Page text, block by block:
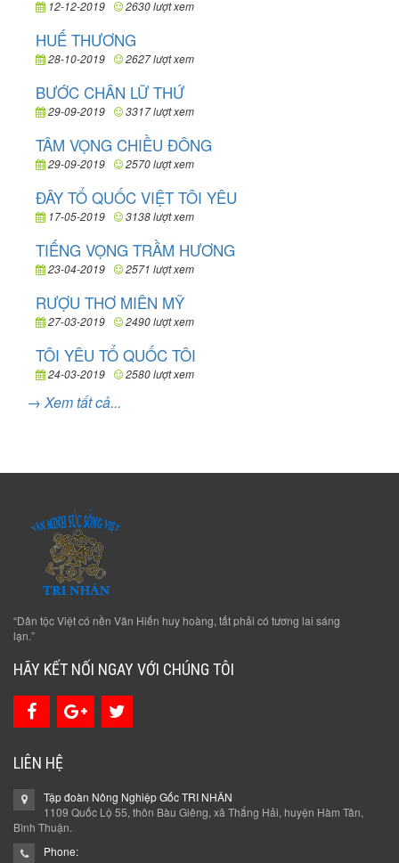
12-12-2019 2630 lượt xem
HUẾ THƯƠNG
28-10-2019 2627 lượt xem
BƯỚC CHÂN LỮ THỨ
29-09-2019 3317 lượt xem
TÂM VỌNG CHIỀU ĐÔNG
29-09-2019 2570 lượt xem
ĐÂY TỔ QUỐC VIỆT TÔI YÊU
17-05-2019 3138 lượt xem
TIẾNG VỌNG TRẦM HƯƠNG
23-04-2019 2571 lượt xem
RƯỢU THƠ MIÊN MỸ
27-03-2019 2490 lượt xem
TÔI YÊU TỔ QUỐC TÔI
24-03-2019 2580 lượt xem
→ Xem tất cả...
“Dân tộc Việt có nền Văn Hiến huy hoàng, tất phải có tương lai sáng
lạn.”
HÃY KẾT NỐI NGAY VỚI CHÚNG TÔI
LIÊN HỆ
Tập đoàn Nông Nghiệp Gốc TRI NHÂN
1109 Quốc Lộ 55, thôn Bàu Giêng, xã Thắng Hải, huyện Hàm Tân,
Bình Thuận.
Phone: